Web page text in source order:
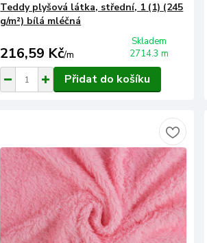
Teddy plyšová látka, střední, 1 (1) (245
g/m²) bílá mléčná
216,59 Kč/m
Skladem
2714.3 m
Přidat do košíku